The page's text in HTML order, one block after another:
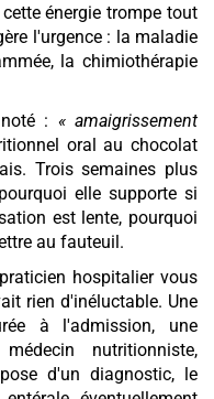
énergie trompe tout
l'urgence : la maladie
la chimiothérapie
: « amaigrissement
oral au chocolat
Trois semaines plus
elle supporte si
est lente, pourquoi
au fauteuil.
hospitalier vous
rien d'inéluctable. Une
à l'admission, une
nutritionniste,
d'un diagnostic, le